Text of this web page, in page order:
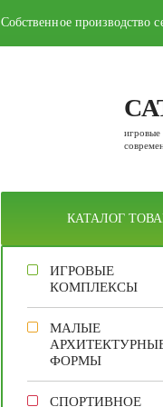
Собственное производство
игровые
КАТАЛОГ
ИГРОВЫЕ
КОМПЛЕКСЫ
МАЛЫЕ
ФОРМЫ
СПОРТИВНОЕ